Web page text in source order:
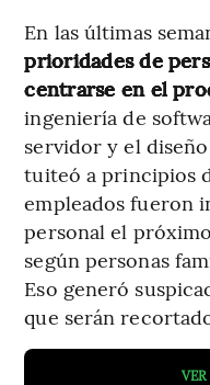
En las últimas
prioridades de
centrarse en el
ingeniería de
servidor y el
tuiteó a principios
empleados fueron
personal el
según personas
Eso generó
que serán
VER